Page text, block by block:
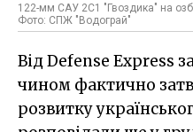
122-мм САУ 2С1 "Гвоздика" на
Фото: СПЖ "Водограй"
Від Defense Express
чином фактично
розвитку